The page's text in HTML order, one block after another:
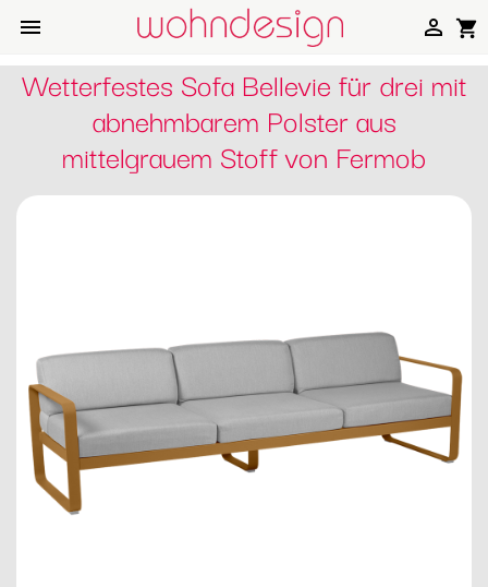
 shopping_cart

Wetterfestes Sofa Bellevie für drei mit
abnehmbarem Polster aus
mittelgrauem Stoff von Fermob